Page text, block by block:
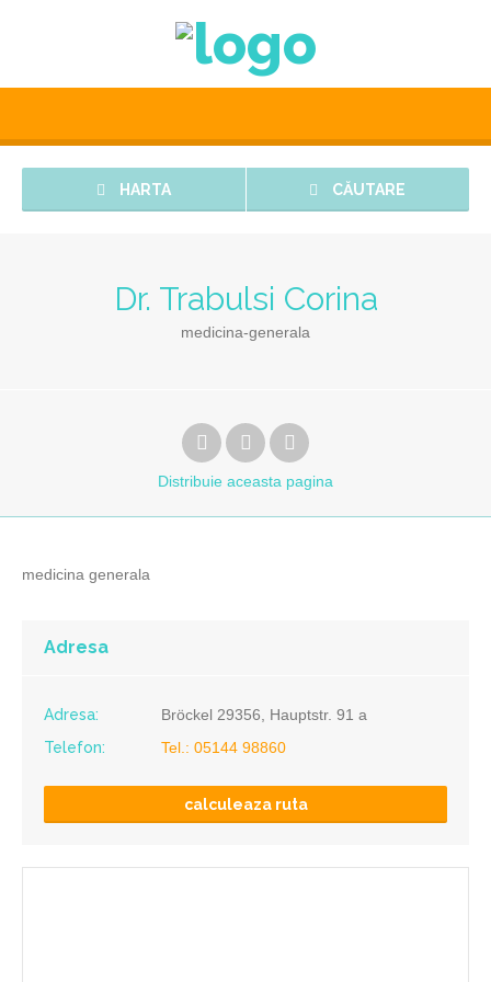
HARTA CĂUTARE
Dr. Trabulsi Corina
medicina-generala
Distribuie aceasta pagina
medicina generala
Adresa
Adresa:
Bröckel 29356, Hauptstr. 91 a
Telefon:
Tel.: 05144 98860
calculeaza ruta